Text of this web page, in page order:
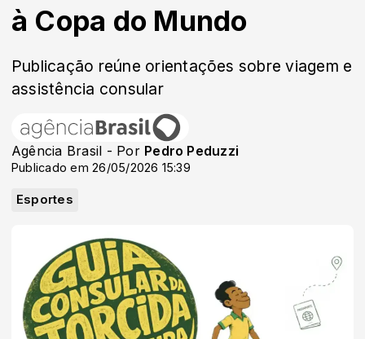
à Copa do Mundo
Publicação reúne orientações sobre viagem e
assistência consular
Agência Brasil - Por Pedro Peduzzi
Publicado em 26/05/2026 15:39
Esportes